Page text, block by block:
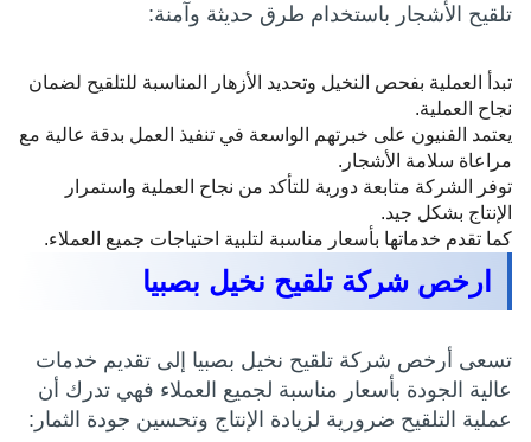
تلقيح الأشجار باستخدام طرق حديثة وآمنة:
تبدأ العملية بفحص النخيل وتحديد الأزهار المناسبة للتلقيح لضمان
نجاح العملية.
يعتمد الفنيون على خبرتهم الواسعة في تنفيذ العمل بدقة عالية مع
مراعاة سلامة الأشجار.
توفر الشركة متابعة دورية للتأكد من نجاح العملية واستمرار
الإنتاج بشكل جيد.
كما تقدم خدماتها بأسعار مناسبة لتلبية احتياجات جميع العملاء.
ارخص شركة تلقيح نخيل بصبيا
تسعى أرخص شركة تلقيح نخيل بصبيا إلى تقديم خدمات
عالية الجودة بأسعار مناسبة لجميع العملاء فهي تدرك أن
عملية التلقيح ضرورية لزيادة الإنتاج وتحسين جودة الثمار: